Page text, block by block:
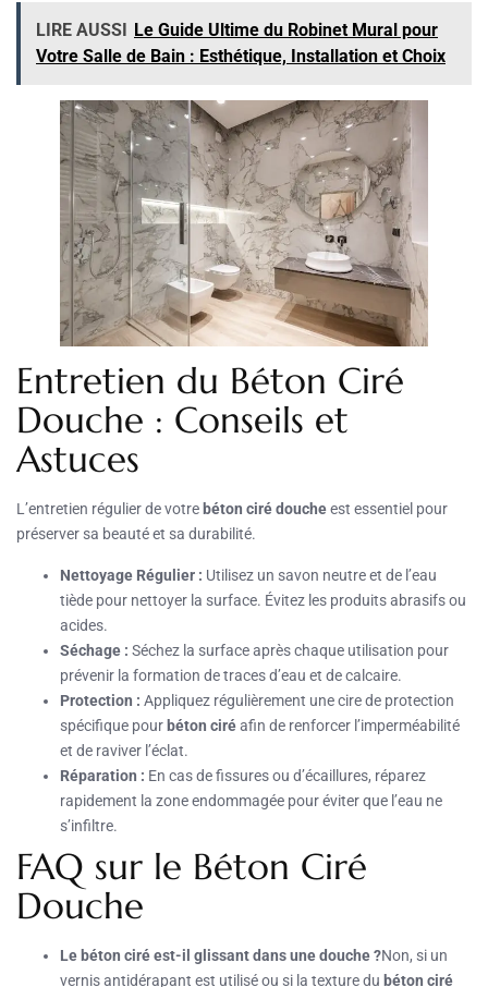
LIRE AUSSI
Le Guide Ultime du Robinet Mural pour
Votre Salle de Bain : Esthétique, Installation et Choix
Entretien du Béton Ciré
Douche : Conseils et
Astuces
L’entretien régulier de votre béton ciré doucheest essentiel pour
préserver sa beauté et sa durabilité.
Nettoyage Régulier : Utilisez un savon neutre et de l’eau
tiède pour nettoyer la surface. Évitez les produits abrasifs ou
acides.
Séchage : Séchez la surface après chaque utilisation pour
prévenir la formation de traces d’eau et de calcaire.
Protection : Appliquez régulièrement une cire de protection
spécifique pour béton ciréafin de renforcer l’imperméabilité
et de raviver l’éclat.
Réparation : En cas de fissures ou d’écaillures, réparez
rapidement la zone endommagée pour éviter que l’eau ne
s’infiltre.
FAQ sur le Béton Ciré
Douche
Le béton ciré est-il glissant dans une douche ?Non, si un
vernis antidérapant est utilisé ou si la texture du béton ciré